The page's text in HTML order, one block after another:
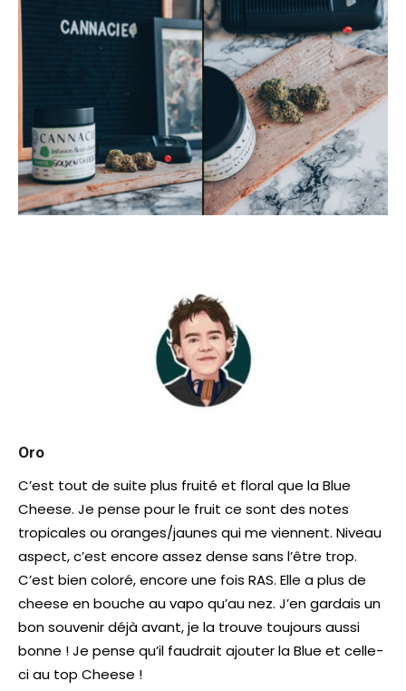
Oro
C’est tout de suite plus fruité et floral que la Blue
Cheese. Je pense pour le fruit ce sont des notes
tropicales ou oranges/jaunes qui me viennent. Niveau
aspect, c’est encore assez dense sans l’être trop.
C’est bien coloré, encore une fois RAS. Elle a plus de
cheese en bouche au vapo qu’au nez. J’en gardais un
bon souvenir déjà avant, je la trouve toujours aussi
bonne ! Je pense qu’il faudrait ajouter la Blue et celle-
ci au top Cheese !